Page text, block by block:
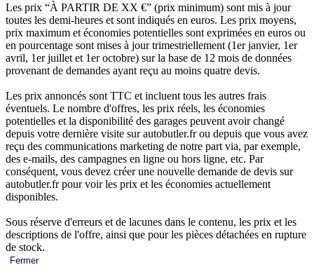
Les prix “À PARTIR DE XX €” (prix minimum) sont mis à jour
toutes les demi-heures et sont indiqués en euros. Les prix moyens,
prix maximum et économies potentielles sont exprimées en euros ou
en pourcentage sont mises à jour trimestriellement (1er janvier, 1er
avril, 1er juillet et 1er octobre) sur la base de 12 mois de données
provenant de demandes ayant reçu au moins quatre devis.
Les prix annoncés sont TTC et incluent tous les autres frais
éventuels. Le nombre d'offres, les prix réels, les économies
potentielles et la disponibilité des garages peuvent avoir changé
depuis votre dernière visite sur autobutler.fr ou depuis que vous avez
reçu des communications marketing de notre part via, par exemple,
des e-mails, des campagnes en ligne ou hors ligne, etc. Par
conséquent, vous devez créer une nouvelle demande de devis sur
autobutler.fr pour voir les prix et les économies actuellement
disponibles.
Sous réserve d'erreurs et de lacunes dans le contenu, les prix et les
descriptions de l'offre, ainsi que pour les pièces détachées en rupture
de stock.
Fermer